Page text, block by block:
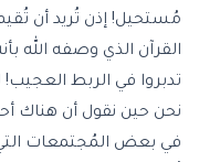
مُستحيل! إذن تُريد أن
القرآن الذي وصفه الله
تدبروا في الربط العجيب!
نحن حين نقول أن هناك
في بعض المُجتمعات التي